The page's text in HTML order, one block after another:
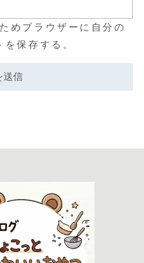
めブラウザーに自分の
保存する。